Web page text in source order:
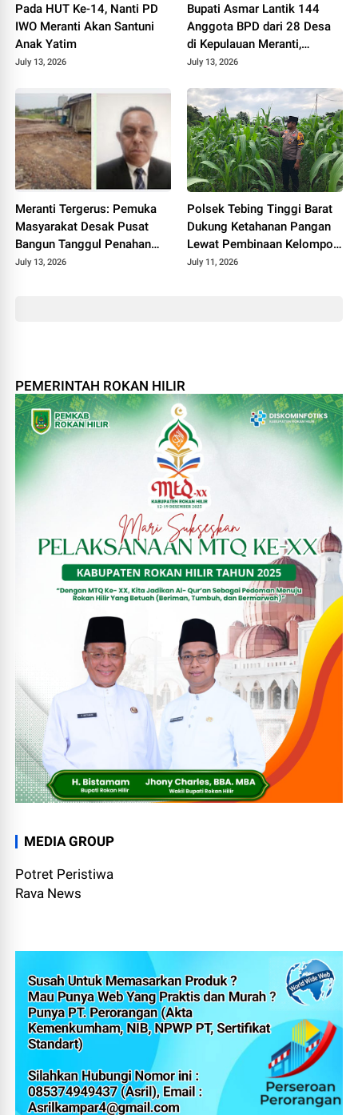
Pada HUT Ke-14, Nanti PD
IWO Meranti Akan Santuni
Anak Yatim
July 13, 2026
Bupati Asmar Lantik 144
Anggota BPD dari 28 Desa
di Kepulauan Meranti,
Tekankan Integritas dan
July 13, 2026
Meranti Tergerus: Pemuka
Masyarakat Desak Pusat
Bangun Tanggul Penahan
Gelombang
July 13, 2026
Polsek Tebing Tinggi Barat
Dukung Ketahanan Pangan
Lewat Pembinaan Kelompok
Tani Tunas Harapan Maju
July 11, 2026
PEMERINTAH ROKAN HILIR
MEDIA GROUP
Potret Peristiwa
Rava News